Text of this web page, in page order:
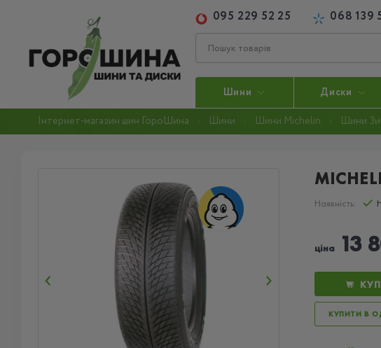
095 229 52 25 068 139
Шини Диски
Інтернет-магазин шин ГороШина Шини Шини Michelin Шини
Наявність:
ціна13
КУПИТИ В